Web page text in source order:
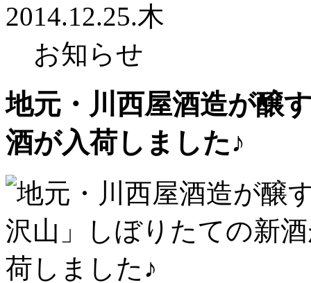
2014.12.25.木
お知らせ
地元・川西屋酒造が醸
酒が入荷しました♪